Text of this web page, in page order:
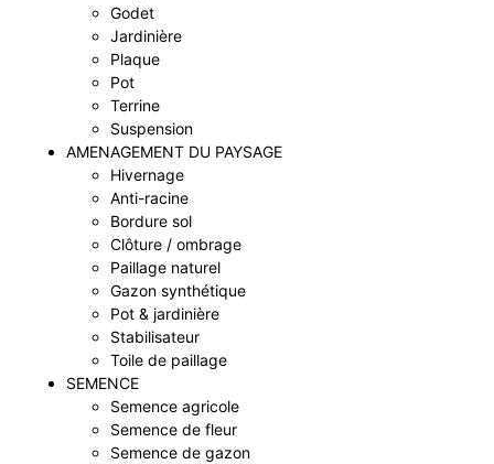
Godet
Jardinière
Plaque
Pot
Terrine
Suspension
AMENAGEMENT DU PAYSAGE
Hivernage
Anti-racine
Bordure sol
Clôture / ombrage
Paillage naturel
Gazon synthétique
Pot & jardinière
Stabilisateur
Toile de paillage
SEMENCE
Semence agricole
Semence de fleur
Semence de gazon